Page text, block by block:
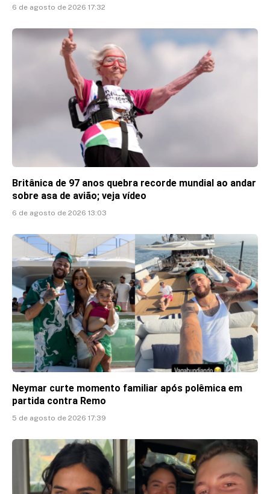
6 de agosto de 2026 17:32
Britânica de 97 anos quebra recorde mundial ao andar
sobre asa de avião; veja vídeo
6 de agosto de 2026 13:03
Neymar curte momento familiar após polêmica em
partida contra Remo
5 de agosto de 2026 17:39